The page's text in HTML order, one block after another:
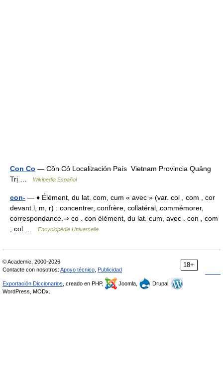
Con Co — Cồn Cỏ Localización País Vietnam Provincia Quảng
Trị …
Wikipedia Español
con- — ♦ Élément, du lat. com, cum « avec » (var. col , com , cor
devant l, m, r) : concentrer, confrère, collatéral, commémorer,
correspondance.⇒ co . con élément, du lat. cum, avec . con , com
; col …
Encyclopédie Universelle
18+
© Academic, 2000-2026
Contacte con nosotros: Apoyo técnico Publicidad
Exportación Diccionarios , creado en PHP, Joomla,
Drupal,
WordPress, MODx.